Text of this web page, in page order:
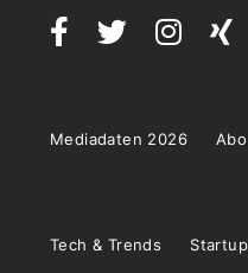
Mediadaten 2026 Abo
Tech & Trends